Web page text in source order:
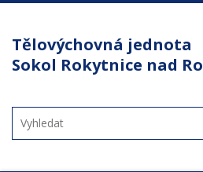
Tělovýchovná jednota
Sokol Rokytnice nad